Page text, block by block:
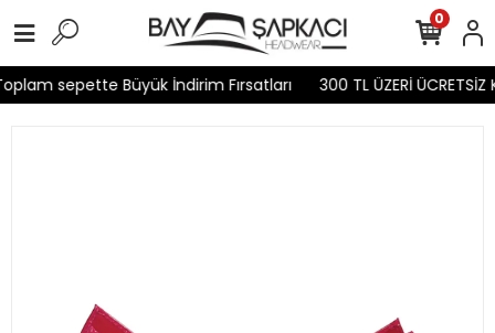
sepette Büyük İndirim Fırsatları 300 TL ÜZERİ ÜCRETSİZ
0